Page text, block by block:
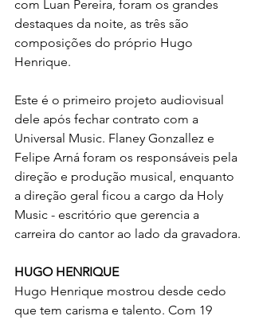
com Luan Pereira, foram os grandes
destaques da noite, as três são
composições do próprio Hugo
Henrique.
Este é o primeiro projeto audiovisual
dele após fechar contrato com a
Universal Music. Flaney Gonzallez e
Felipe Arná foram os responsáveis pela
direção e produção musical, enquanto
a direção geral ficou a cargo da Holy
Music - escritório que gerencia a
carreira do cantor ao lado da gravadora.
HUGO HENRIQUE
Hugo Henrique mostrou desde cedo
que tem carisma e talento. Com 19